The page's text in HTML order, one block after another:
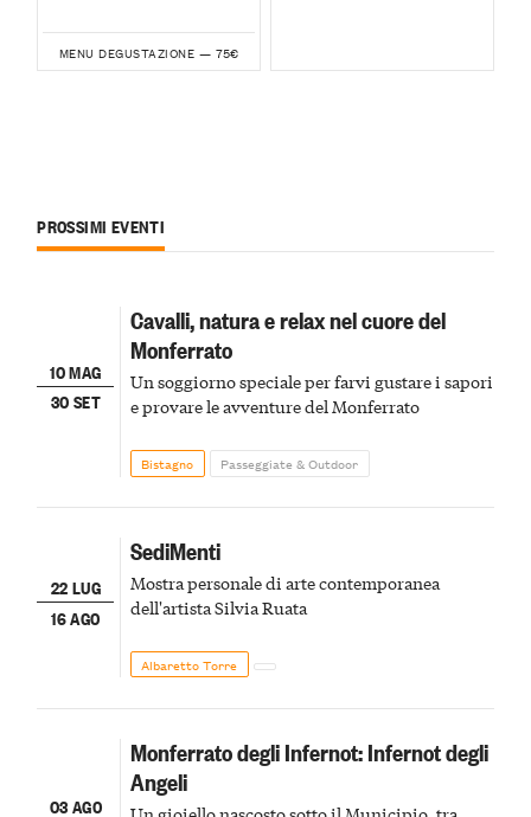
MENU DEGUSTAZIONE — 75€
PROSSIMI EVENTI
10 MAG
30 SET
Cavalli, natura e relax nel cuore del
Monferrato
Un soggiorno speciale per farvi gustare i sapori
e provare le avventure del Monferrato
Bistagno Passeggiate & Outdoor
22 LUG
16 AGO
SediMenti
Mostra personale di arte contemporanea
dell'artista Silvia Ruata
Albaretto Torre
03 AGO
Monferrato degli Infernot: Infernot degli
Angeli